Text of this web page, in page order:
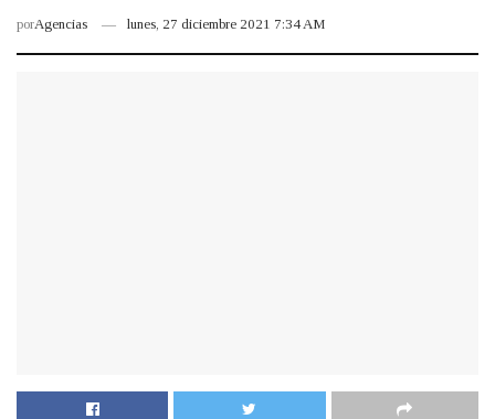
porAgencias lunes, 27 diciembre 2021 7:34 AM